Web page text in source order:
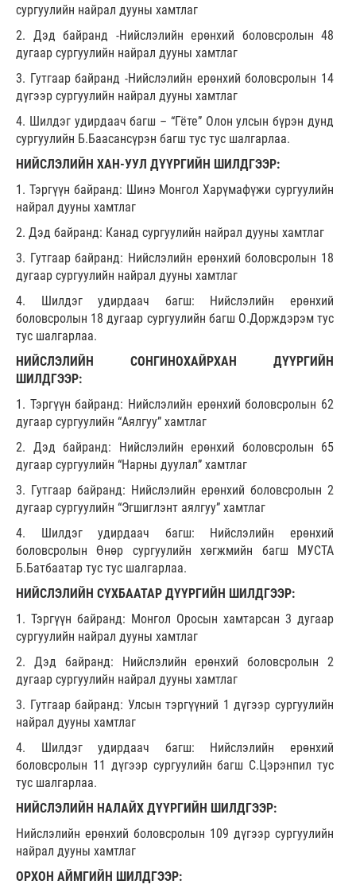
сургуулийн найрал дууны хамтлаг
2. Дэд байранд -Нийслэлийн ерөнхий боловсролын 48
дугаар сургуулийн найрал дууны хамтлаг
3. Гутгаар байранд -Нийслэлийн ерөнхий боловсролын 14
дүгээр сургуулийн найрал дууны хамтлаг
4. Шилдэг удирдаач багш – “Гёте” Олон улсын бүрэн дунд
сургуулийн Б.Баасансүрэн багш тус тус шалгарлаа.
НИЙСЛЭЛИЙН ХАН-УУЛ ДҮҮРГИЙН ШИЛДГЭЭР:
1. Тэргүүн байранд: Шинэ Монгол Харүмафүжи сургуулийн
найрал дууны хамтлаг
2. Дэд байранд: Канад сургуулийн найрал дууны хамтлаг
3. Гутгаар байранд: Нийслэлийн ерөнхий боловсролын 18
дугаар сургуулийн найрал дууны хамтлаг
4. Шилдэг удирдаач багш: Нийслэлийн ерөнхий
боловсролын 18 дугаар сургуулийн багш О.Дорждэрэм тус
тус шалгарлаа.
НИЙСЛЭЛИЙН СОНГИНОХАЙРХАН ДҮҮРГИЙН
ШИЛДГЭЭР:
1. Тэргүүн байранд: Нийслэлийн ерөнхий боловсролын 62
дугаар сургуулийн “Аялгуу” хамтлаг
2. Дэд байранд: Нийслэлийн ерөнхий боловсролын 65
дугаар сургуулийн “Нарны дуулал” хамтлаг
3. Гутгаар байранд: Нийслэлийн ерөнхий боловсролын 2
дугаар сургуулийн “Эгшиглэнт аялгуу” хамтлаг
4. Шилдэг удирдаач багш: Нийслэлийн ерөнхий
боловсролын Өнөр сургуулийн хөгжмийн багш МУСТА
Б.Батбаатар тус тус шалгарлаа.
НИЙСЛЭЛИЙН СҮХБААТАР ДҮҮРГИЙН ШИЛДГЭЭР:
1. Тэргүүн байранд: Монгол Оросын хамтарсан 3 дугаар
сургуулийн найрал дууны хамтлаг
2. Дэд байранд: Нийслэлийн ерөнхий боловсролын 2
дугаар сургуулийн найрал дууны хамтлаг
3. Гутгаар байранд: Улсын тэргүүний 1 дүгээр сургуулийн
найрал дууны хамтлаг
4. Шилдэг удирдаач багш: Нийслэлийн ерөнхий
боловсролын 11 дүгээр сургуулийн багш С.Цэрэнпил тус
тус шалгарлаа.
НИЙСЛЭЛИЙН НАЛАЙХ ДҮҮРГИЙН ШИЛДГЭЭР:
Нийслэлийн ерөнхий боловсролын 109 дүгээр сургуулийн
найрал дууны хамтлаг
ОРХОН АЙМГИЙН ШИЛДГЭЭР: